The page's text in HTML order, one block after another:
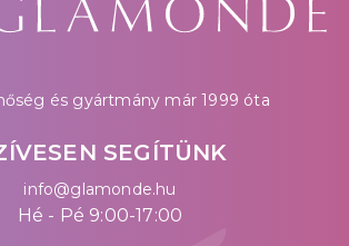
és gyártmány már 1999 óta
SEGÍTÜNK
info@glamonde.hu
Hé - Pé 9:00-17:00